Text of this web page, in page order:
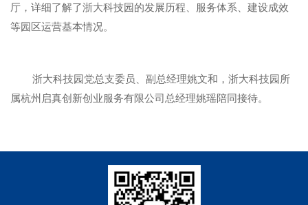
厅，详细了解了浙大科技园的发展历程、服务体系、建设成效
等园区运营基本情况。
浙大科技园党总支委员、副总经理姚文和，浙大科技园所
属杭州启真创新创业服务有限公司总经理姚瑶陪同接待。